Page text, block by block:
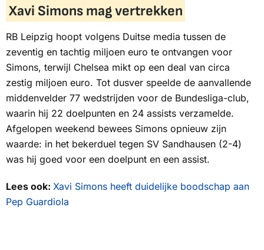
Xavi Simons mag vertrekken
RB Leipzig hoopt volgens Duitse media tussen de
zeventig en tachtig miljoen euro te ontvangen voor
Simons, terwijl Chelsea mikt op een deal van circa
zestig miljoen euro. Tot dusver speelde de aanvallende
middenvelder 77 wedstrijden voor de Bundesliga-club,
waarin hij 22 doelpunten en 24 assists verzamelde.
Afgelopen weekend bewees Simons opnieuw zijn
waarde: in het bekerduel tegen SV Sandhausen (2-4)
was hij goed voor een doelpunt en een assist.
Lees ook: Xavi Simons heeft duidelijke boodschap aan
Pep Guardiola